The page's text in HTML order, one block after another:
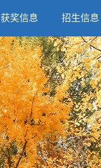
获奖信息 招生信息